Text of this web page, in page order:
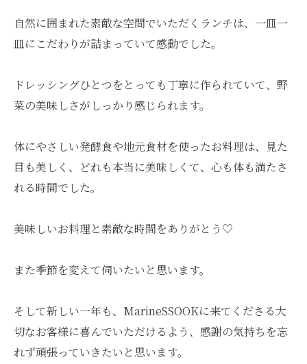
自然に囲まれた素敵な空間でいただくランチは、一皿一
皿にこだわりが詰まっていて感動でした。
ドレッシングひとつをとっても丁寧に作られていて、野
菜の美味しさがしっかり感じられます。
体にやさしい発酵食や地元食材を使ったお料理は、見た
目も美しく、どれも本当に美味しくて、心も体も満たさ
れる時間でした。
美味しいお料理と素敵な時間をありがとう♡
また季節を変えて伺いたいと思います。
そして新しい一年も、MarineSSOOKに来てくださる大
切なお客様に喜んでいただけるよう、感謝の気持ちを忘
れず頑張っていきたいと思います。